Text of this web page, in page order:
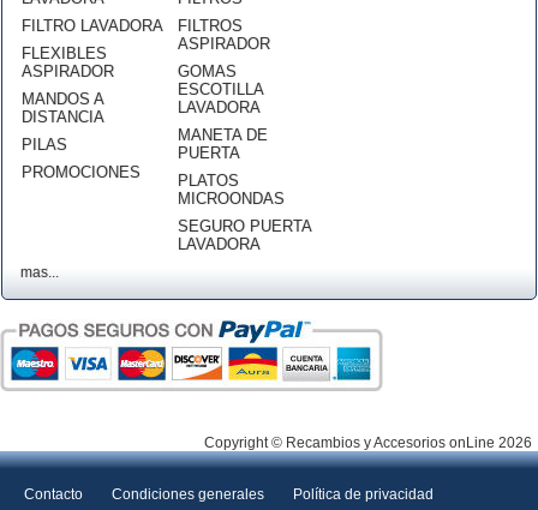
FILTRO LAVADORA
FLEXIBLES
ASPIRADOR
MANDOS A
DISTANCIA
PILAS
PROMOCIONES
FILTROS
ASPIRADOR
GOMAS
ESCOTILLA
LAVADORA
MANETA DE
PUERTA
PLATOS
MICROONDAS
SEGURO PUERTA
LAVADORA
mas...
Copyright © Recambios y Accesorios onLine 2026
Contacto Condiciones generales Política de privacidad